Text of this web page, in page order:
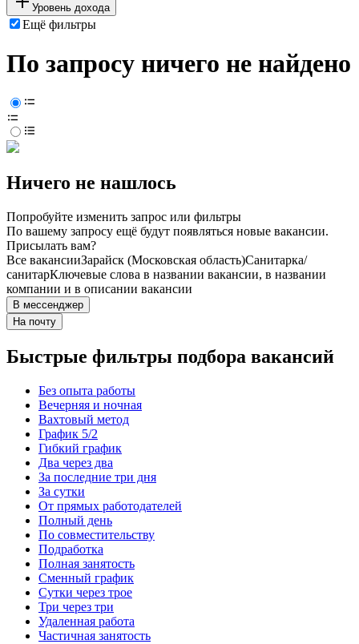
Уровень дохода
Ещё фильтры
По запросу ничего не найдено
Ничего не нашлось
Попробуйте изменить запрос или фильтры
По вашему запросу ещё будут появляться новые вакансии.
Присылать вам?
Все вакансииЗарайск (Московская область)Санитарка/
санитарКлючевые слова в названии вакансии, в названии
компании и в описании вакансии
В мессенджер
На почту
Быстрые фильтры подбора вакансий
Без опыта работы
Вечерняя и ночная
Вахтовый метод
График 5/2
Гибкий график
Два через два
За последние три дня
За сутки
От прямых работодателей
Полный день
По совместительству
Подработка
Полная занятость
Сменный график
Сутки через трое
Три через три
Удаленная работа
Частичная занятость